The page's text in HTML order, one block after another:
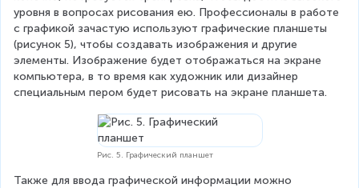
уровня в вопросах рисования ею. Профессионалы в работе
с графикой зачастую используют графические планшеты
(рисунок 5), чтобы создавать изображения и другие
элементы. Изображение будет отображаться на экране
компьютера, в то время как художник или дизайнер
специальным пером будет рисовать на экране планшета.
Рис. 5. Графический планшет
Также для ввода графической информации можно